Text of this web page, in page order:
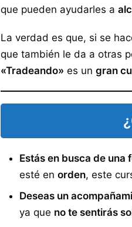
que pueden ayudarles a
La verdad es que, si se
que también le da a otras
«Tradeando» es un gran
Estás en busca de
esté en orden, este
Deseas un
ya que no te sentirás